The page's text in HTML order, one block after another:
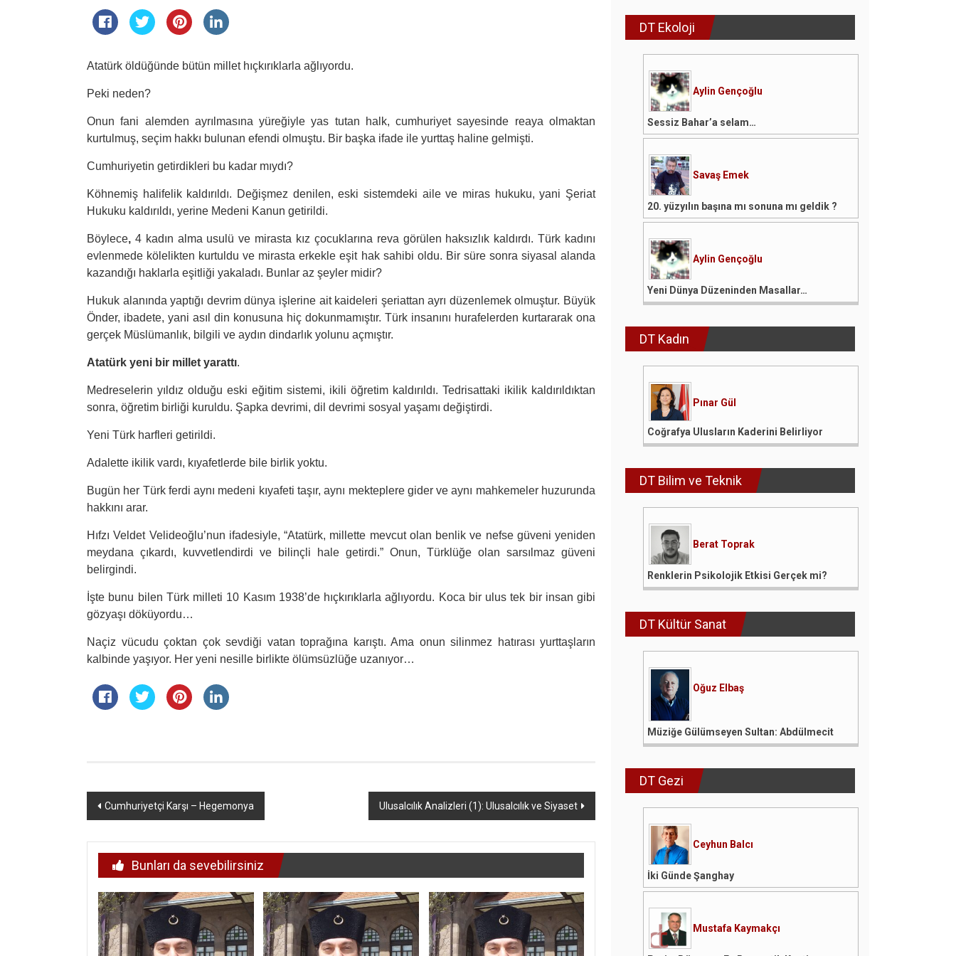
Atatürk öldüğünde bütün millet hıçkırıklarla ağlıyordu.
Peki neden?
Onun fani alemden ayrılmasına yüreğiyle yas tutan halk, cumhuriyet sayesinde reaya olmaktan
kurtulmuş, seçim hakkı bulunan efendi olmuştu. Bir başka ifade ile yurttaş haline gelmişti.
Cumhuriyetin getirdikleri bu kadar mıydı?
Köhnemiş halifelik kaldırıldı. Değişmez denilen, eski sistemdeki aile ve miras hukuku, yani Şeriat
Hukuku kaldırıldı, yerine Medeni Kanun getirildi.
Böylece, 4 kadın alma usulü ve mirasta kız çocuklarına reva görülen haksızlık kaldırdı. Türk kadını
evlenmede kölelikten kurtuldu ve mirasta erkekle eşit hak sahibi oldu. Bir süre sonra siyasal alanda
kazandığı haklarla eşitliği yakaladı. Bunlar az şeyler midir?
Hukuk alanında yaptığı devrim dünya işlerine ait kaideleri şeriattan ayrı düzenlemek olmuştur. Büyük
Önder, ibadete, yani asıl din konusuna hiç dokunmamıştır. Türk insanını hurafelerden kurtararak ona
gerçek Müslümanlık, bilgili ve aydın dindarlık yolunu açmıştır.
Atatürk yeni bir millet yarattı.
Medreselerin yıldız olduğu eski eğitim sistemi, ikili öğretim kaldırıldı. Tedrisattaki ikilik kaldırıldıktan
sonra, öğretim birliği kuruldu. Şapka devrimi, dil devrimi sosyal yaşamı değiştirdi.
Yeni Türk harfleri getirildi.
Adalette ikilik vardı, kıyafetlerde bile birlik yoktu.
Bugün her Türk ferdi aynı medeni kıyafeti taşır, aynı mekteplere gider ve aynı mahkemeler huzurunda
hakkını arar.
Hıfzı Veldet Velideoğlu’nun ifadesiyle, “Atatürk, millette mevcut olan benlik ve nefse güveni yeniden
meydana çıkardı, kuvvetlendirdi ve bilinçli hale getirdi.” Onun, Türklüğe olan sarsılmaz güveni
belirgindi.
İşte bunu bilen Türk milleti 10 Kasım 1938’de hıçkırıklarla ağlıyordu. Koca bir ulus tek bir insan gibi
gözyaşı döküyordu…
Naçiz vücudu çoktan çok sevdiği vatan toprağına karıştı. Ama onun silinmez hatırası yurttaşların
kalbinde yaşıyor. Her yeni nesille birlikte ölümsüzlüğe uzanıyor…
Yazı
Cumhuriyetçi Karşı – Hegemonya Ulusalcılık Analizleri (1): Ulusalcılık ve Siyaset
Bunları da sevebilirsiniz
DT Ekoloji
Aylin Gençoğlu
Sessiz Bahar’a selam…
Savaş Emek
20. yüzyılın başına mı sonuna mı geldik ?
Aylin Gençoğlu
Yeni Dünya Düzeninden Masallar…
DT Kadın
Pınar Gül
Coğrafya Ulusların Kaderini Belirliyor
DT Bilim ve Teknik
Berat Toprak
Renklerin Psikolojik Etkisi Gerçek mi?
DT Kültür Sanat
Oğuz Elbaş
Müziğe Gülümseyen Sultan: Abdülmecit
DT Gezi
Ceyhun Balcı
İki Günde Şanghay
Mustafa Kaymakçı